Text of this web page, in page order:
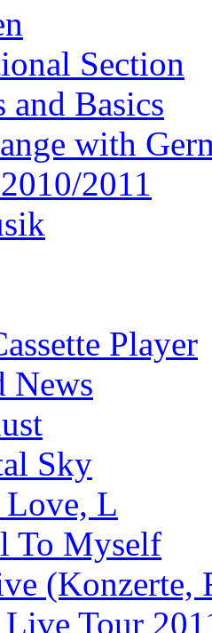
Section
and Basics
with
2011
Player
News
Sky
L
To Myself
(Konzerte,
Live Tour